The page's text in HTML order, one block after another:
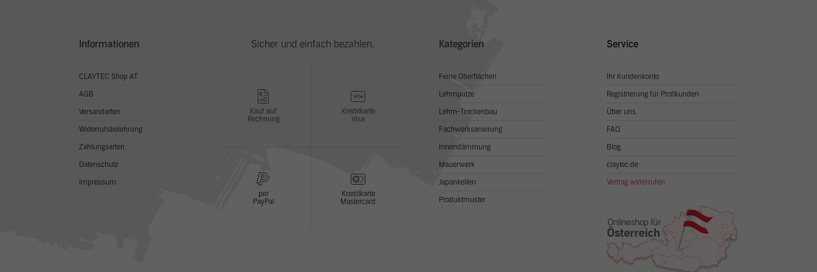
Informationen
CLAYTEC Shop AT
AGB
Versandarten
Widerrufsbelehrung
Zahlungsarten
Datenschutz
Impressum
Sicher und einfach bezahlen.
Kauf auf
Rechnung
Kreditkarte
Visa
per
PayPal
Kreditkarte
Mastercard
Kategorien
Feine Oberflächen
Lehmputze
Lehm-Trockenbau
Fachwerksanierung
Innendämmung
Mauerwerk
Japankellen
Produktmuster
Service
Ihr Kundenkonto
Registrierung für Profikunden
Über uns
FAQ
Blog
claytec.de
Vertrag widerrufen
Cookie Informationen anzeigen